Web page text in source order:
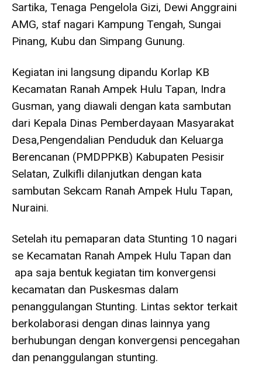
Sartika, Tenaga Pengelola Gizi, Dewi Anggraini
AMG, staf nagari Kampung Tengah, Sungai
Pinang, Kubu dan Simpang Gunung.
Kegiatan ini langsung dipandu Korlap KB
Kecamatan Ranah Ampek Hulu Tapan, Indra
Gusman, yang diawali dengan kata sambutan
dari Kepala Dinas Pemberdayaan Masyarakat
Desa,Pengendalian Penduduk dan Keluarga
Berencanan (PMDPPKB) Kabupaten Pesisir
Selatan, Zulkifli dilanjutkan dengan kata
sambutan Sekcam Ranah Ampek Hulu Tapan,
Nuraini.
Setelah itu pemaparan data Stunting 10 nagari
se Kecamatan Ranah Ampek Hulu Tapan dan
apa saja bentuk kegiatan tim konvergensi
kecamatan dan Puskesmas dalam
penanggulangan Stunting. Lintas sektor terkait
berkolaborasi dengan dinas lainnya yang
berhubungan dengan konvergensi pencegahan
dan penanggulangan stunting.